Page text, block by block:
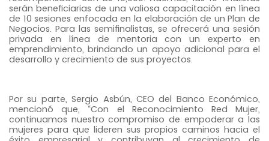
serán beneficiarias de una valiosa capacitación en línea
de 10 sesiones enfocada en la elaboración de un Plan de
Negocios. Para las semifinalistas, se ofrecerá una sesión
privada en línea de mentoria con un experto en
emprendimiento, brindando un apoyo adicional para el
desarrollo y crecimiento de sus proyectos.
Por su parte, Sergio Asbún, CEO del Banco Económico,
mencionó que, “Con el Reconocimiento Red Mujer,
continuamos nuestro compromiso de empoderar a las
mujeres para que lideren sus propios caminos hacia el